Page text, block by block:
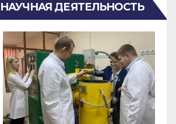
НАУЧНАЯ ДЕЯТЕЛЬНОСТЬ